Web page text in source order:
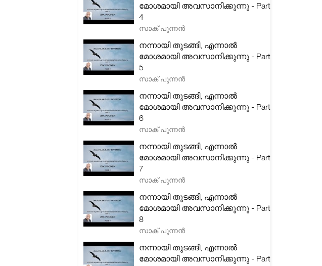
മോശമായി അവസാനിക്കുന്നു - Part
4
സാക് പുന്നൻ
നന്നായി തുടങ്ങി, എന്നാൽ
മോശമായി അവസാനിക്കുന്നു - Part
5
സാക് പുന്നൻ
നന്നായി തുടങ്ങി, എന്നാൽ
മോശമായി അവസാനിക്കുന്നു - Part
6
സാക് പുന്നൻ
നന്നായി തുടങ്ങി, എന്നാൽ
മോശമായി അവസാനിക്കുന്നു - Part
7
സാക് പുന്നൻ
നന്നായി തുടങ്ങി, എന്നാൽ
മോശമായി അവസാനിക്കുന്നു - Part
8
സാക് പുന്നൻ
നന്നായി തുടങ്ങി, എന്നാൽ
മോശമായി അവസാനിക്കുന്നു - Part